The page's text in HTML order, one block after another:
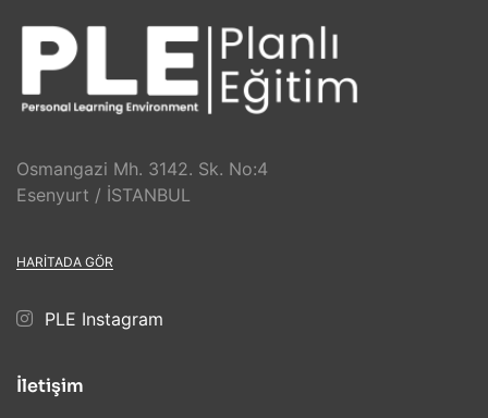
Osmangazi Mh. 3142. Sk. No:4
Esenyurt / İSTANBUL
HARITADA GÖR
PLE Instagram
İletişim